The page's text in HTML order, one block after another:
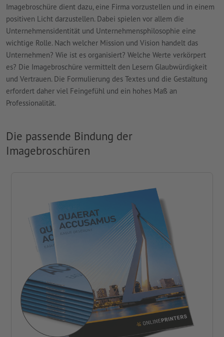
Imagebroschüre dient dazu, eine Firma vorzustellen und in einem
positiven Licht darzustellen. Dabei spielen vor allem die
Unternehmensidentität und Unternehmensphilosophie eine
wichtige Rolle. Nach welcher Mission und Vision handelt das
Unternehmen? Wie ist es organisiert? Welche Werte verkörpert
es? Die Imagebroschüre vermittelt den Lesern Glaubwürdigkeit
und Vertrauen. Die Formulierung des Textes und die Gestaltung
erfordert daher viel Feingefühl und ein hohes Maß an
Professionalität.
Die passende Bindung der
Imagebroschüren